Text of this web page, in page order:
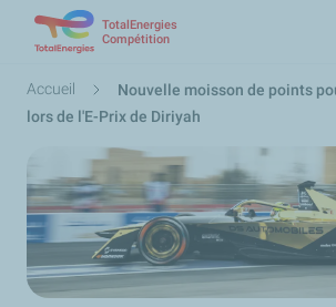
contenu
TotalEnergies
Compétition
Fil
d'Ariane
Accueil
Nouvelle moisson de points
lors de l'E-Prix de Diriyah